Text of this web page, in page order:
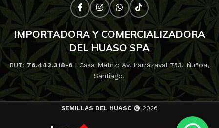
IMPORTADORA Y COMERCIALIZADORA
DEL HUASO SPA
RUT:76.442.318-6 | Casa Matriz: Av. Irarrázaval 753, Ñuñoa,
Santiago.
SEMILLAS DEL HUASO 2026